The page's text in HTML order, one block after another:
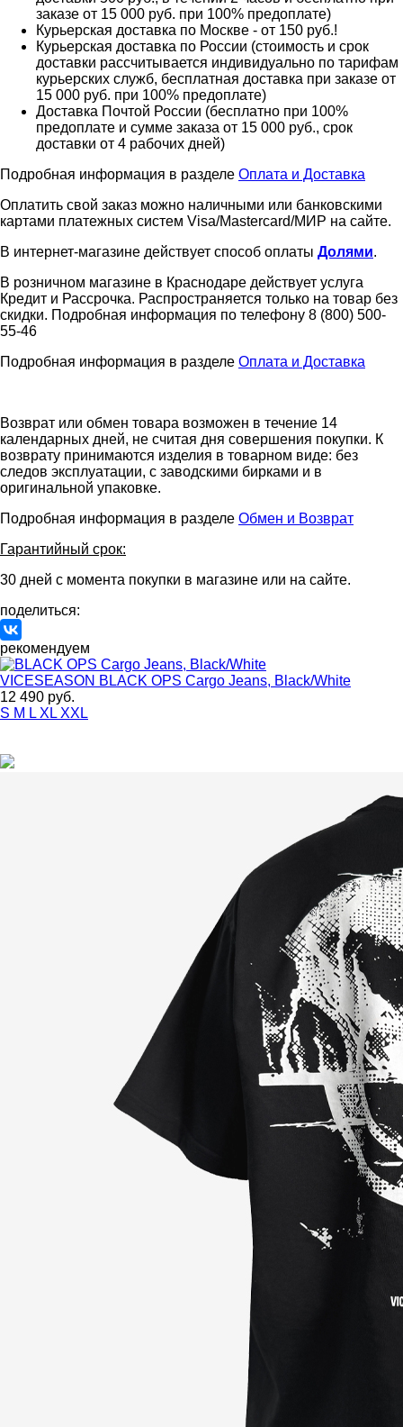
заказе от 15 000 руб. при 100% предоплате)
Курьерская доставка по Москве - от 150 руб.!
Курьерская доставка по России (стоимость и срок
доставки рассчитывается индивидуально по тарифам
курьерских служб, бесплатная доставка при заказе от
15 000 руб. при 100% предоплате)
Доставка Почтой России (бесплатно при 100%
предоплате и сумме заказа от 15 000 руб., срок
доставки от 4 рабочих дней)
Подробная информация в разделе Оплата и Доставка
Оплатить свой заказ можно наличными или банковскими
картами платежных систем Visa/Mastercard/МИР на сайте.
В интернет-магазине действует способ оплаты Долями.
В розничном магазине в Краснодаре действует услуга
Кредит и Рассрочка. Распространяется только на товар без
скидки. Подробная информация по телефону 8 (800) 500-
55-46
Подробная информация в разделе Оплата и Доставка
Возврат или обмен товара возможен в течение 14
календарных дней, не считая дня совершения покупки. К
возврату принимаются изделия в товарном виде: без
следов эксплуатации, с заводскими бирками и в
оригинальной упаковке.
Подробная информация в разделе Обмен и Возврат
Гарантийный срок:
30 дней с момента покупки в магазине или на сайте.
поделиться:
рекомендуем
VICESEASON BLACK OPS Cargo Jeans, Black/White
12 490 руб.
S M L XL XXL